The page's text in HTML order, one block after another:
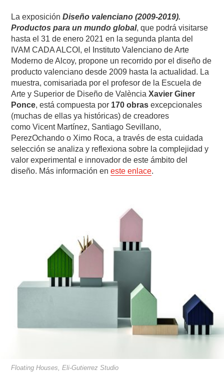
La exposiciónDiseño valenciano (2009-2019).
Productos para un mundo global, que podrá visitarse
hasta el 31 de enero 2021 en la segunda planta del
IVAM CADA ALCOI, el Instituto Valenciano de Arte
Moderno de Alcoy, propone un recorrido por el diseño de
producto valenciano desde 2009 hasta la actualidad. La
muestra, comisariada por el profesor de la Escuela de
Arte y Superior de Diseño de ValènciaXavier Giner
Ponce, está compuesta por 170 obras excepcionales
(muchas de ellas ya históricas) de creadores
como Vicent Martínez, Santiago Sevillano,
PerezOchando o Ximo Roca, a través de esta cuidada
selección se analiza y reflexiona sobre la complejidad y
valor experimental e innovador de este ámbito del
diseño. Más información eneste enlace.
Floating Houses, Eli-Gutierrez Studio